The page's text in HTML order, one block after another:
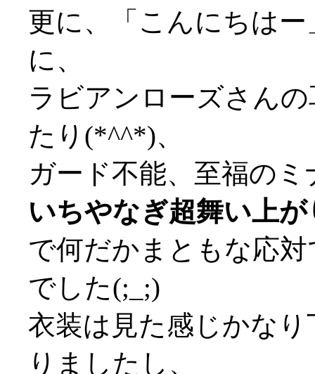
更に、「こんにちは
に、
ラビアンローズさん
たり(*^^*)、
ガード不能、至福の
いちやなぎ超舞い上
で何だかまともな応
でした(;_;)
衣装は見た感じかな
りましたし、